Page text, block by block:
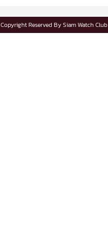
Reserved By Siam Watch Club